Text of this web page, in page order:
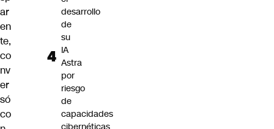
ar
en
te,
co
nv
er
só
co
desarrollo
de
su
IA
Astra
por
riesgo
de
capacidades
cibernéticas